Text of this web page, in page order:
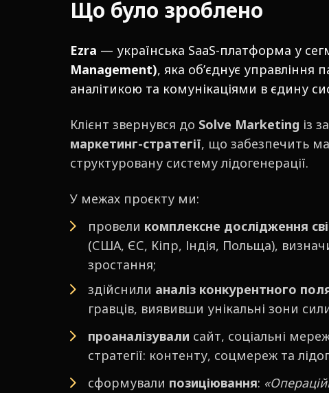
Що було зроблено
Ezra — українська SaaS-платформа у
Management), яка об’єднує
аналітикою та комунікаціями в єдину
Клієнт звернувся до Solve Marketing із
маркетинг-стратегії, що забезпечить
структуровану систему лідогенерації.
У межах проєкту ми:
провели комплексне дослідження
(США, ЄС, Кіпр, Індія, Польща),
зростання;
здійснили аналіз конкурентного
гравців, виявивши унікальні зони
проаналізували сайт, соціальні
стратегії: контенту, соцмереж та
сформували позиціювання: